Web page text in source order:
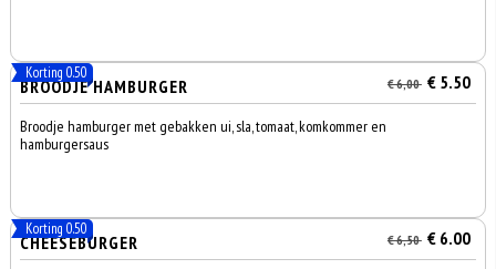
Korting 0.50
BROODJE HAMBURGER € 6,00 € 5.50
Broodje hamburger met gebakken ui, sla, tomaat, komkommer en
hamburgersaus
Korting 0.50
CHEESEBURGER € 6,50 € 6.00